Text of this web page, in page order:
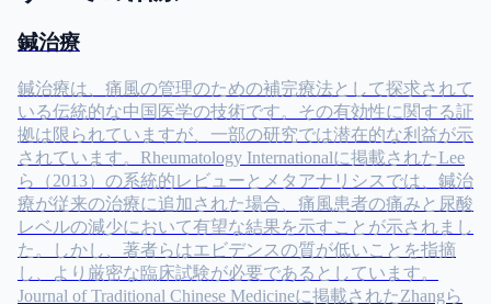
鍼治療
鍼治療は、痛風の管理のための補完療法として探求されて
いる伝統的な中国医学の技術です。その有効性に関する証
拠は限られていますが、一部の研究では潜在的な利益が示
されています。Rheumatology Internationalに掲載されたLee
ら（2013）の系統的レビューとメタアナリシスでは、鍼治
療が従来の治療に追加された場合、痛風患者の痛みと尿酸
レベルの減少において有望な結果を示すことが示されまし
た。しかし、著者らはエビデンスの質が低いことを指摘
し、より厳密な臨床試験が必要であるとしています。
Journal of Traditional Chinese Medicineに掲載されたZhangら